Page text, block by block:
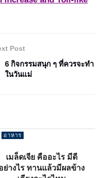
Post
6 กิจกรรมสนุก ๆ ที่ควรจะทำ
ในวันแม่
อาหาร
เมล็ดเจีย คืออะไร มีดี
ย่างไร ทานแล้วมีผลข้าง